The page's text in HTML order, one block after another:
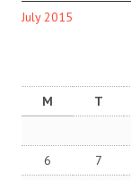
July 2015
M T
6
7